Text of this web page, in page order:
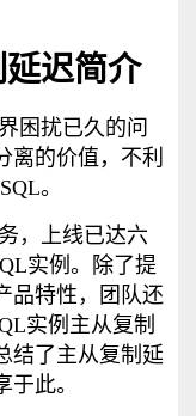
迟简介
困扰已久的问
离的价值，不利
。
，上线已达六
实例。除了提
品特性，团队还
实例主从复制
结了主从复制延
此。